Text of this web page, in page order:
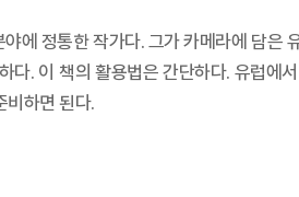
에 정통한 작가다. 그가 카메라에 담은
다. 이 책의 활용법은 간단하다. 유럽
비하면 된다.